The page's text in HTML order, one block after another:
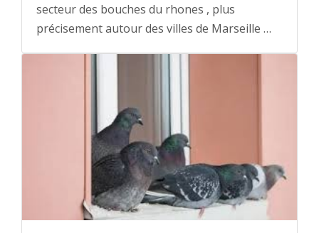
secteur des bouches du rhones , plus
précisement autour des villes de Marseille …